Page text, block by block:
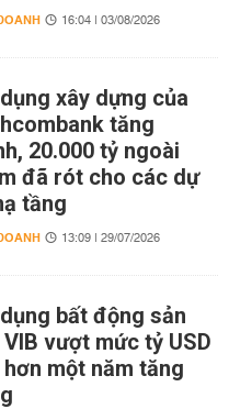
16:04 | 03/08/2026
xây dựng của
tăng
20.000 tỷ ngoài
đã rót cho các dự
tầng
13:09 | 29/07/2026
bất động sản
vượt mức tỷ USD
một năm tăng